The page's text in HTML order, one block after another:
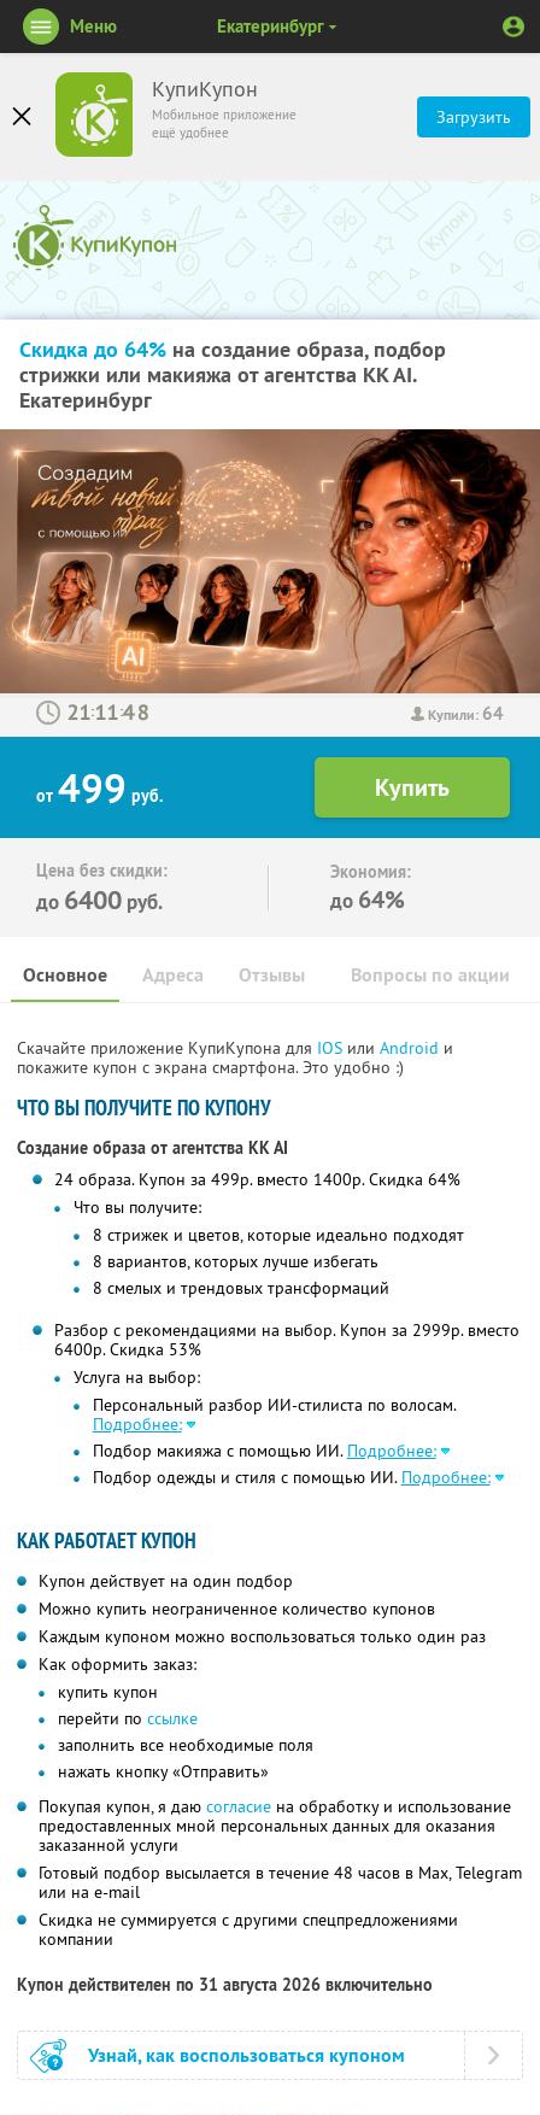
КупиКупон
Мобильное приложение
ещё удобнее
Загрузить
Меню Екатеринбург
Скидка до 64% на создание образа, подбор
стрижки или макияжа от агентства KK AI.
Екатеринбург
Купили: 64
: :
от 499 руб.
Цена без скидки:
до 6400 руб.
Экономия:
до 64%
Основное Отзывы Вопросы по акции
Адреса
Скачайте приложение КупиКупона для IOS или Android и
покажите купон с экрана смартфона. Это удобно :)
ЧТО ВЫ ПОЛУЧИТЕ ПО КУПОНУ
Создание образа от агентства KK AI
24 образа. Купон за 499р. вместо 1400р. Скидка 64%
Что вы получите:
8 стрижек и цветов, которые идеально подходят
8 вариантов, которых лучше избегать
8 смелых и трендовых трансформаций
Разбор с рекомендациями на выбор. Купон за 2999р. вместо
6400р. Скидка 53%
Услуга на выбор:
Персональный разбор ИИ-стилиста по волосам.
Подробнее:
Подбор макияжа с помощью ИИ. Подробнее:
Подбор одежды и стиля с помощью ИИ. Подробнее:
КАК РАБОТАЕТ КУПОН
Купон действует на один подбор
Можно купить неограниченное количество купонов
Каждым купоном можно воспользоваться только один раз
Как оформить заказ:
купить купон
перейти по ссылке
заполнить все необходимые поля
нажать кнопку «Отправить»
Покупая купон, я даю согласие на обработку и использование
предоставленных мной персональных данных для оказания
заказанной услуги
Готовый подбор высылается в течение 48 часов в Max, Telegram
или на e-mail
Скидка не суммируется с другими спецпредложениями
компании
Купон действителен по 31 августа 2026 включительно
Узнай, как воспользоваться купоном